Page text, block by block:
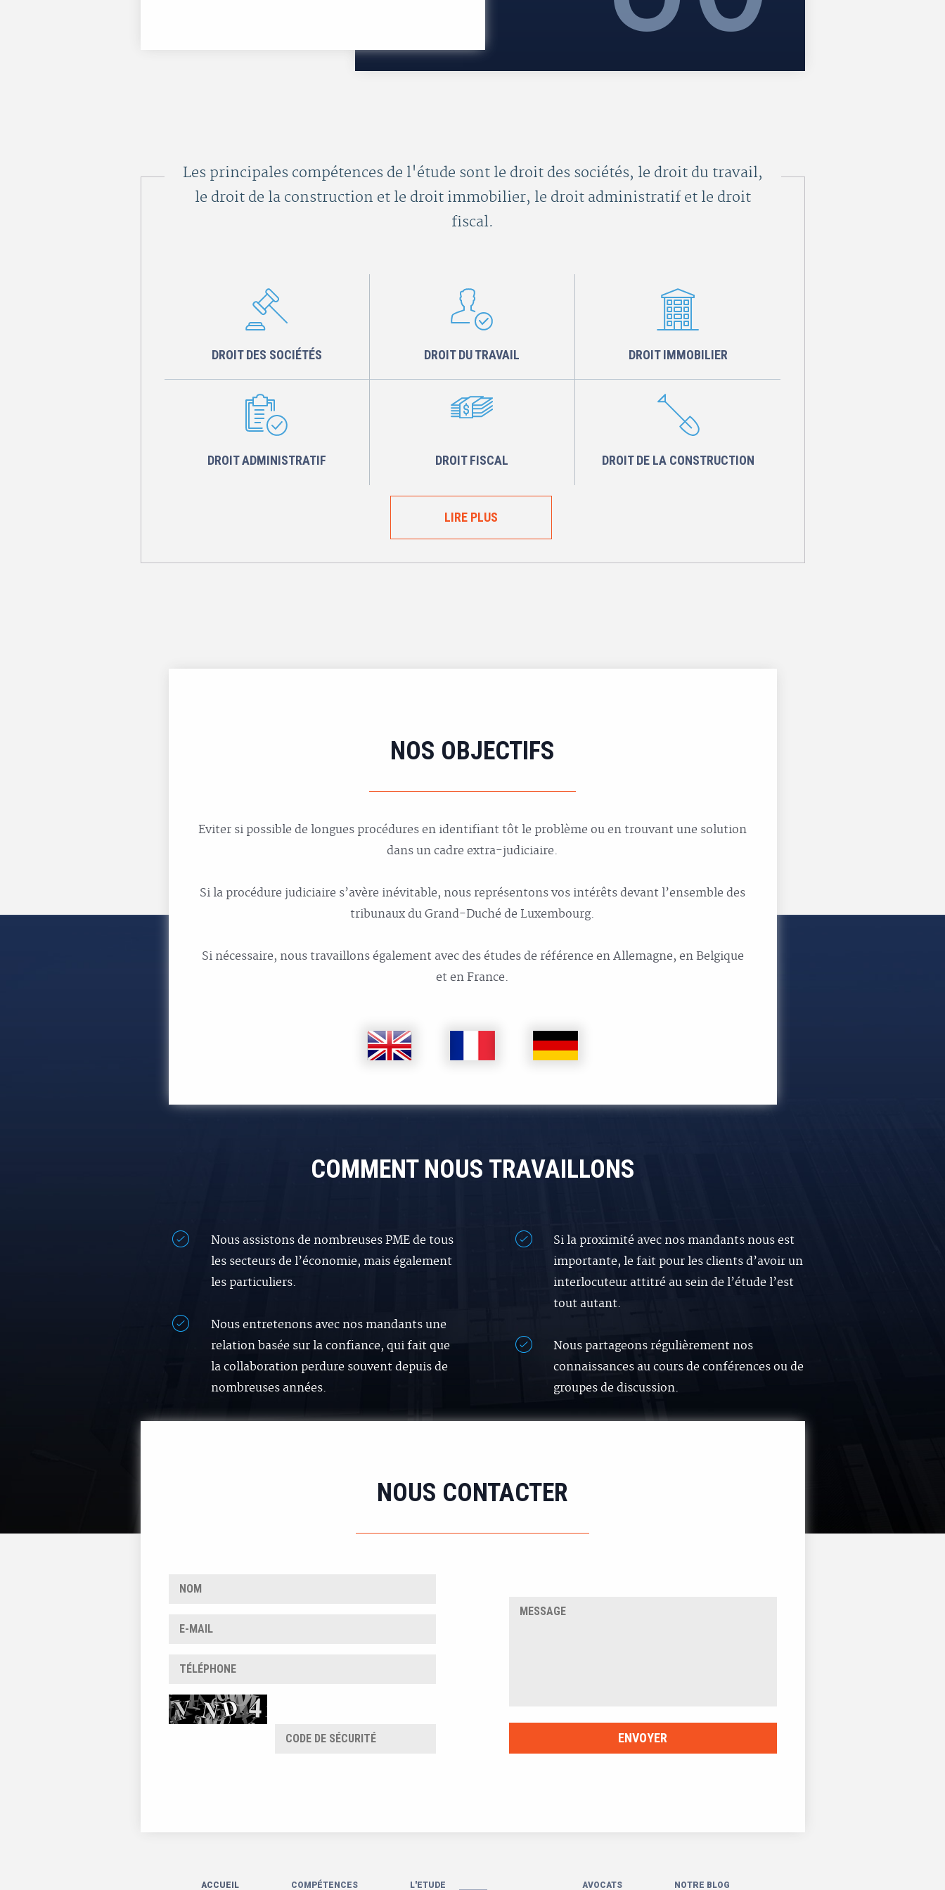
Les principales compétences de l'étude sont le droit des sociétés, le droit du travail,
le droit de la construction et le droit immobilier, le droit administratif et le droit
fiscal.
DROIT DES SOCIÉTÉS DROIT DU TRAVAIL DROIT IMMOBILIER
DROIT ADMINISTRATIF DROIT FISCAL DROIT DE LA CONSTRUCTION
LIRE PLUS
NOS OBJECTIFS
Eviter si possible de longues procédures en identifiant tôt le problème ou en trouvant une solution
dans un cadre extra-judiciaire.
Si la procédure judiciaire s’avère inévitable, nous représentons vos intérêts devant l’ensemble des
tribunaux du Grand-Duché de Luxembourg.
Si nécessaire, nous travaillons également avec des études de référence en Allemagne, en Belgique
et en France.
COMMENT NOUS TRAVAILLONS
Nous assistons de nombreuses PME de tous
les secteurs de l’économie, mais également
les particuliers.
Nous entretenons avec nos mandants une
relation basée sur la confiance, qui fait que
la collaboration perdure souvent depuis de
nombreuses années.
Si la proximité avec nos mandants nous est
importante, le fait pour les clients d’avoir un
interlocuteur attitré au sein de l’étude l’est
tout autant.
Nous partageons régulièrement nos
connaissances au cours de conférences ou de
groupes de discussion.
NOUS CONTACTER
ACCUEIL COMPÉTENCES L'ETUDE AVOCATS NOTRE BLOG